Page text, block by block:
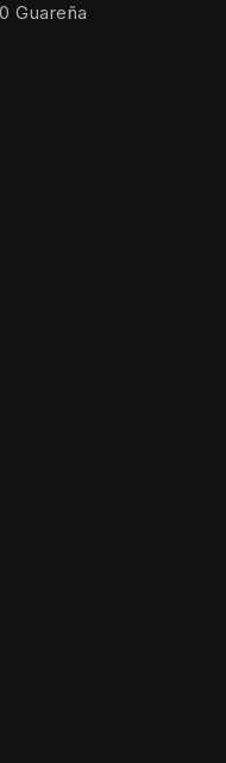
Guareña